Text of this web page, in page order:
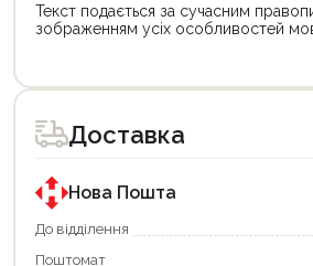
Текст подається за сучасним
зображенням усіх особливостей
товар
для
покупки
державною
програмою
єКнига.
Використовуйте
карту
товар
для
покупки
державною
програмою
«Національний
кешбек».
покупку
Доставка
Нова Пошта
До відділення
Поштомат